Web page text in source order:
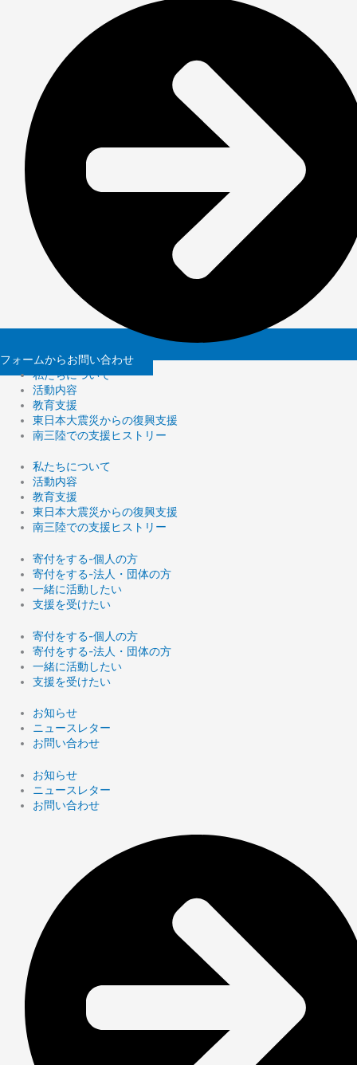
フォームからお問い合わせ
私たちについて
活動内容
教育支援
東日本大震災からの復興支援
南三陸での支援ヒストリー
私たちについて
活動内容
教育支援
東日本大震災からの復興支援
南三陸での支援ヒストリー
寄付をする-個人の方
寄付をする-法人・団体の方
一緒に活動したい
支援を受けたい
寄付をする-個人の方
寄付をする-法人・団体の方
一緒に活動したい
支援を受けたい
お知らせ
ニュースレター
お問い合わせ
お知らせ
ニュースレター
お問い合わせ